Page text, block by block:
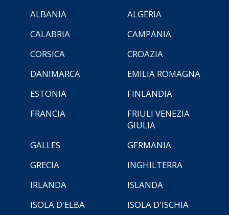
ALBANIA
ALGERIA
CALABRIA
CAMPANIA
CORSICA
CROAZIA
DANIMARCA
EMILIA ROMAGNA
ESTONIA
FINLANDIA
FRANCIA
FRIULI VENEZIA
GIULIA
GALLES
GERMANIA
GRECIA
INGHILTERRA
IRLANDA
ISLANDA
ISOLA D'ELBA
ISOLA D'ISCHIA